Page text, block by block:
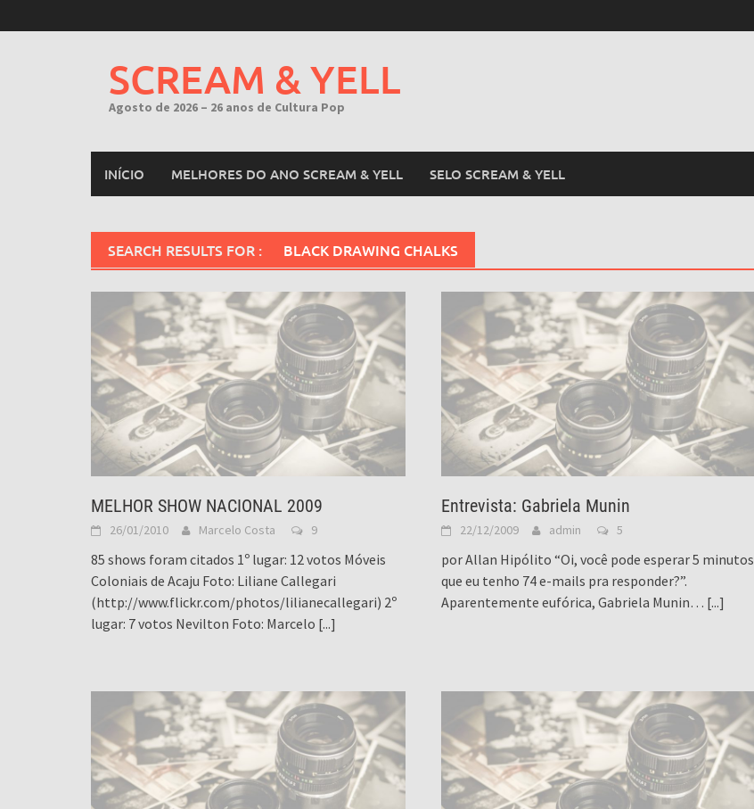
to
SCREAM & YELL
Agosto de 2026 – 26 anos de Cultura Pop
INÍCIO MELHORES DO ANO SCREAM & YELL SELO SCREAM & YELL
SEARCH RESULTS FOR : BLACK DRAWING CHALKS
MELHOR SHOW NACIONAL 2009
26/01/2010 Marcelo Costa 9
85 shows foram citados 1º lugar: 12 votos Móveis
Coloniais de Acaju Foto: Liliane Callegari
(http://www.flickr.com/photos/lilianecallegari) 2º
lugar: 7 votos Nevilton Foto: Marcelo [...]
Entrevista: Gabriela Munin
22/12/2009 admin 5
por Allan Hipólito “Oi, você pode esperar 5 minutos
que eu tenho 74 e-mails pra responder?”.
Aparentemente eufórica, Gabriela Munin… [...]